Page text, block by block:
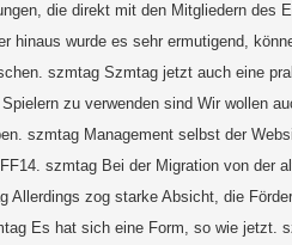
die direkt mit den Mitgliedern des
hinaus wurde es sehr ermutigend,
szmtag Szmtag jetzt auch eine
zu verwenden sind Wir wollen
szmtag Management selbst der
szmtag Bei der Migration von der
Allerdings zog starke Absicht, die
Es hat sich eine Form, so wie jetzt.